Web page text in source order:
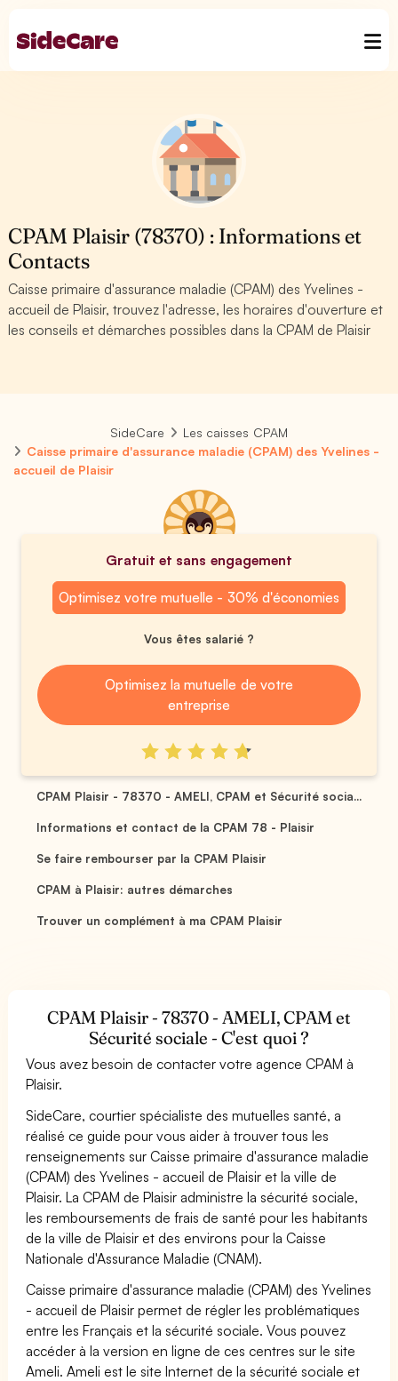
CPAM Plaisir (78370) : Informations et
Contacts
Caisse primaire d'assurance maladie (CPAM) des Yvelines -
accueil de Plaisir, trouvez l'adresse, les horaires d'ouverture et
les conseils et démarches possibles dans la CPAM de Plaisir
SideCare
Les caisses CPAM
Caisse primaire d'assurance maladie (CPAM) des Yvelines -
accueil de Plaisir
Gratuit et sans engagement
Optimisez votre mutuelle - 30% d'économies
Vous êtes salarié ?
Optimisez la mutuelle de votre
entreprise
CPAM Plaisir - 78370 - AMELI, CPAM et Sécurité socia...
Informations et contact de la CPAM 78 - Plaisir
Se faire rembourser par la CPAM Plaisir
CPAM à Plaisir: autres démarches
Trouver un complément à ma CPAM Plaisir
CPAM Plaisir - 78370 - AMELI, CPAM et
Sécurité sociale - C'est quoi ?
Vous avez besoin de contacter votre agence CPAM à
Plaisir.
SideCare, courtier spécialiste des mutuelles santé, a
réalisé ce guide pour vous aider à trouver tous les
renseignements sur Caisse primaire d'assurance maladie
(CPAM) des Yvelines - accueil de Plaisir et la ville de
Plaisir. La CPAM de Plaisir administre la sécurité sociale,
les remboursements de frais de santé pour les habitants
de la ville de Plaisir et des environs pour la Caisse
Nationale d'Assurance Maladie (CNAM).
Caisse primaire d'assurance maladie (CPAM) des Yvelines
- accueil de Plaisir permet de régler les problématiques
entre les Français et la sécurité sociale. Vous pouvez
accéder à la version en ligne de ces centres sur le site
Ameli. Ameli est le site Internet de la sécurité sociale et